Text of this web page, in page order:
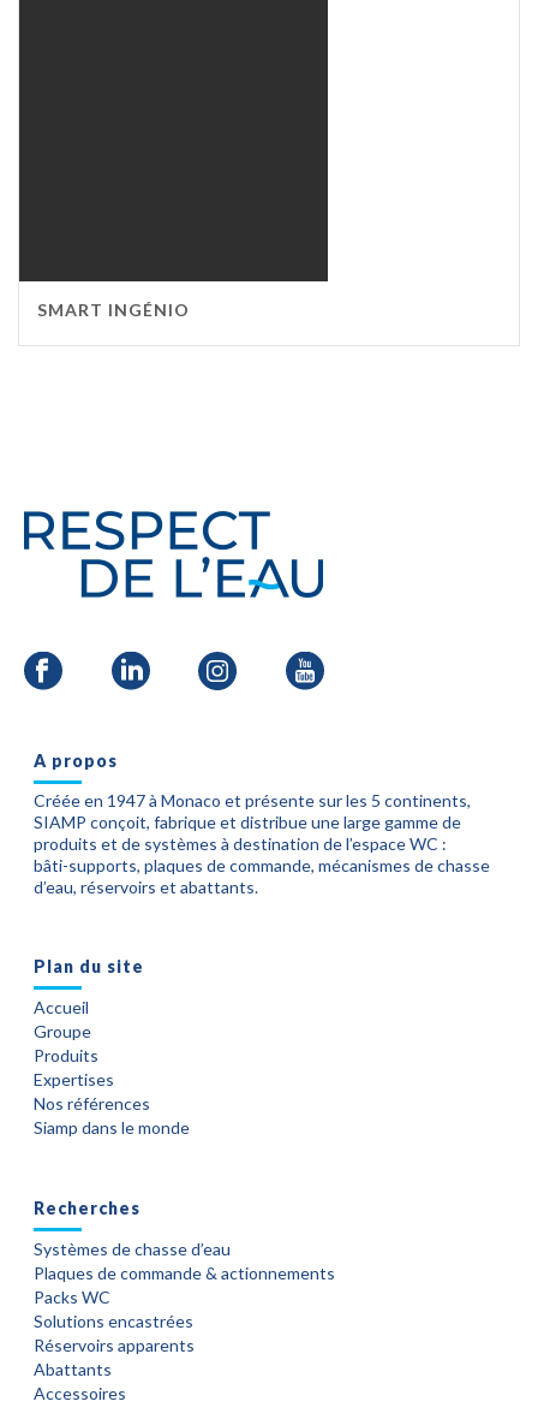
SMART INGÉNIO
A propos
Créée en 1947 à Monaco et présente sur les 5 continents,
SIAMP conçoit, fabrique et distribue une large gamme de
produits et de systèmes à destination de l’espace WC :
bâti-supports, plaques de commande, mécanismes de chasse
d’eau, réservoirs et abattants.
Plan du site
Accueil
Groupe
Produits
Expertises
Nos références
Siamp dans le monde
Recherches
Systèmes de chasse d’eau
Plaques de commande & actionnements
Packs WC
Solutions encastrées
Réservoirs apparents
Abattants
Accessoires